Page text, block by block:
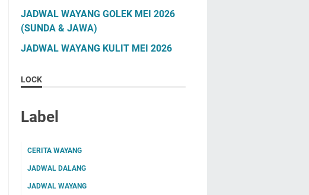
JADWAL WAYANG GOLEK MEI 2026
(SUNDA & JAWA)
JADWAL WAYANG KULIT MEI 2026
LOCK
Label
CERITA WAYANG
JADWAL DALANG
JADWAL WAYANG